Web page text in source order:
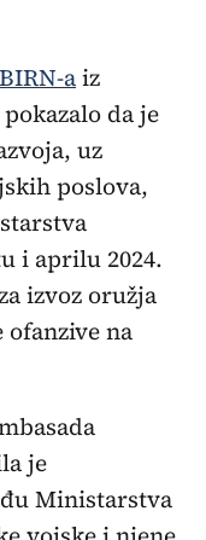
aiz
da je
uz
poslova,
i aprilu 2024.
izvoz oružja
na
je
Ministarstva